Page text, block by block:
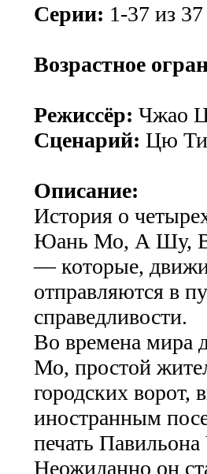
Серии: 1-37 из
Возрастное
Режиссёр: Чжао
Сценарий: Цю
Описание:
История о
Юань Мо, А Шу,
— которые,
отправляются в
справедливости.
Во времена мира
Мо, простой
городских ворот,
иностранным
печать
Неожиданно он